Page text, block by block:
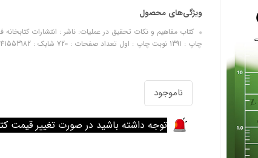
ویژگی‌های محصول
چاپ : 1391 نوبت چاپ : اول تعداد صفحات : 720 شابک : 9789641553182
ناموجود
توجه داشته باشید در صورت تغییر قیمت